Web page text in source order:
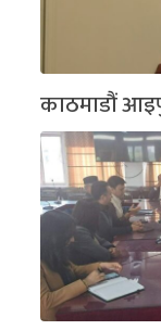
काठमाडौं